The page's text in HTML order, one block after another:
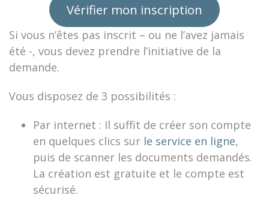
Vérifier mon inscription
Si vous n’êtes pas inscrit – ou ne l’avez jamais
été -, vous devez prendre l’initiative de la
demande.
Vous disposez de 3 possibilités :
Par internet : Il suffit de créer son compte
en quelques clics sur le service en ligne,
puis de scanner les documents demandés.
La création est gratuite et le compte est
sécurisé.